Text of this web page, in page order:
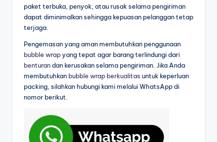
paket terbuka, penyok, atau rusak selama pengiriman
dapat diminimalkan sehingga kepuasan pelanggan tetap
terjaga.
Pengemasan yang aman membutuhkan penggunaan
bubble wrapyang tepat agar barang terlindungi dari
benturandan kerusakan selama pengiriman. Jika Anda
membutuhkan bubble wrap berkualitas untuk keperluan
packing, silahkan hubungi kami melalui WhatsApp di
nomor berikut.